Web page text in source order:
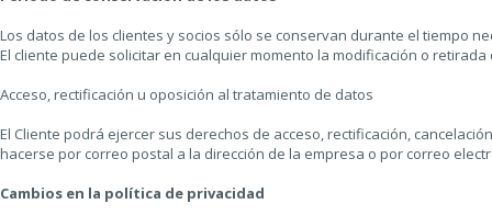
Los datos de los clientes y socios sólo se conservan durante el tiempo
El cliente puede solicitar en cualquier momento la modificación o
Acceso, rectificación u oposición al tratamiento de datos
El Cliente podrá ejercer sus derechos de acceso, rectificación,
hacerse por correo postal a la dirección de la empresa o por correo
Cambios en la política de privacidad